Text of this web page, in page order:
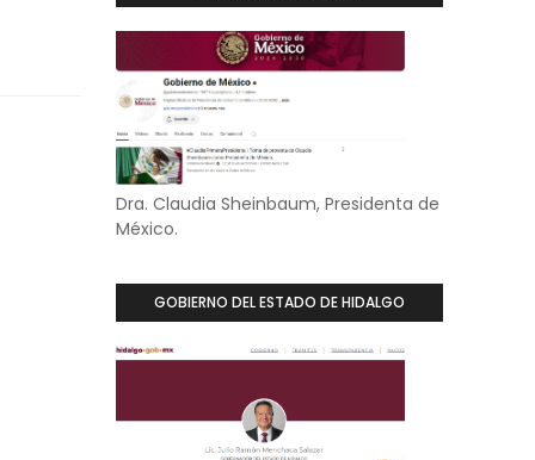
Dra. Claudia Sheinbaum, Presidenta de
México.
GOBIERNO DEL ESTADO DE HIDALGO